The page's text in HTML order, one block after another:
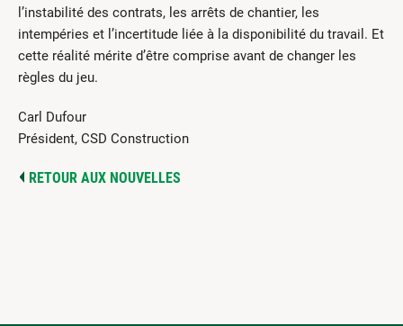
l’instabilité des contrats, les arrêts de chantier, les
intempéries et l’incertitude liée à la disponibilité du travail. Et
cette réalité mérite d’être comprise avant de changer les
règles du jeu.
Carl Dufour
Président, CSD Construction
RETOUR AUX NOUVELLES